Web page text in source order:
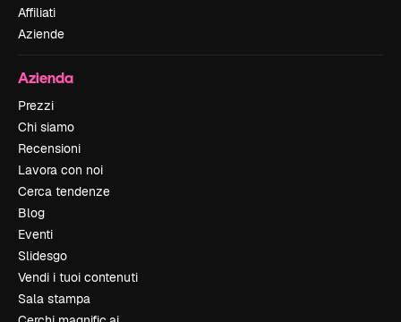
Affiliati
Aziende
Azienda
Prezzi
Chi siamo
Recensioni
Lavora con noi
Cerca tendenze
Blog
Eventi
Slidesgo
Vendi i tuoi contenuti
Sala stampa